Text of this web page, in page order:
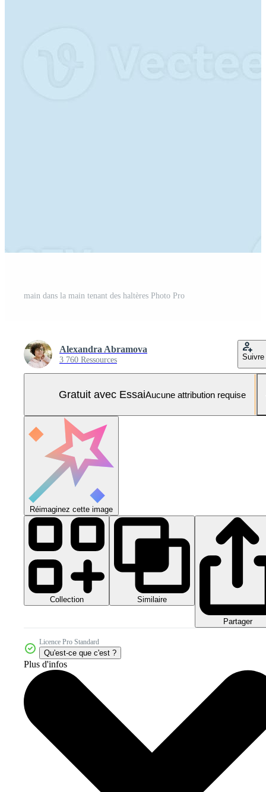
main dans la main tenant des haltères Photo Pro
Alexandra Abramova
3 760 Ressources Suivre
Gratuit avec EssaiAucune attribution requise
Réimaginez cette image
Collection Similaire
Partager
Licence Pro Standard
Qu'est-ce que c'est ?
Plus d'infos